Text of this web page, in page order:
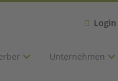
Login
Unternehmen